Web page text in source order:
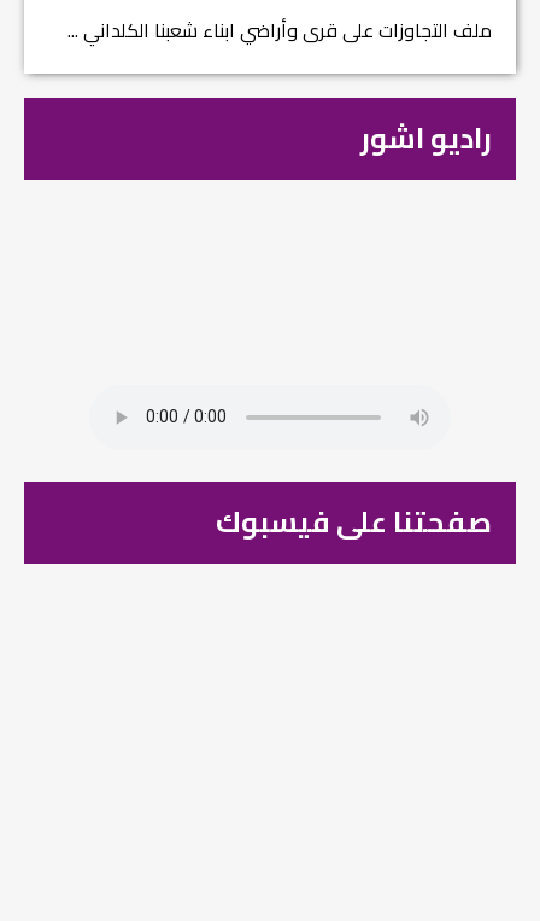
ملف التجاوزات على قرى وأراضي ابناء شعبنا الكلداني ...
راديو اشور
صفحتنا على فيسبوك